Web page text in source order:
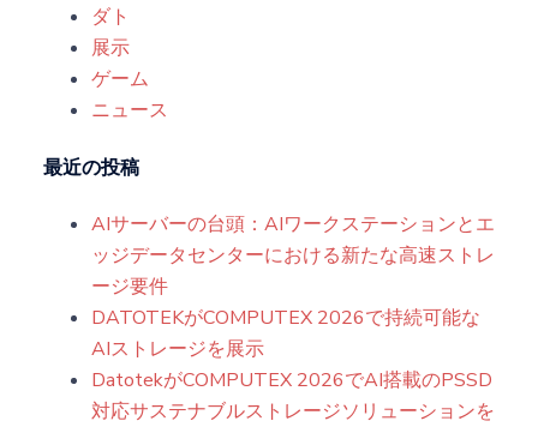
ダト
展示
ゲーム
ニュース
最近の投稿
AIサーバーの台頭：AIワークステーションとエ
ッジデータセンターにおける新たな高速ストレ
ージ要件
DATOTEKがCOMPUTEX 2026で持続可能な
AIストレージを展示
DatotekがCOMPUTEX 2026でAI搭載のPSSD
対応サステナブルストレージソリューションを